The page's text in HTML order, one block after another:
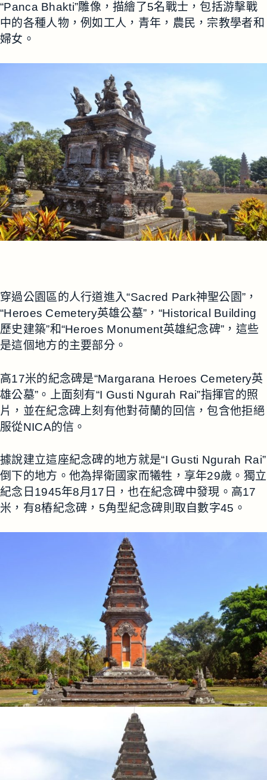
“Panca Bhakti”雕像，描繪了5名戰士，包括游擊戰
中的各種人物，例如工人，青年，農民，宗教學者和
婦女。
穿過公園區的人行道進入“Sacred Park神聖公園”，
“Heroes Cemetery英雄公墓”，“Historical Building
歷史建築”和“Heroes Monument英雄紀念碑”，這些
是這個地方的主要部分。
高17米的紀念碑是“Margarana Heroes Cemetery英
雄公墓”。上面刻有“I Gusti Ngurah Rai”指揮官的照
片，並在紀念碑上刻有他對荷蘭的回信，包含他拒絕
服從NICA的信。
據說建立這座紀念碑的地方就是“I Gusti Ngurah Rai”
倒下的地方。他為捍衛國家而犧牲，享年29歲。獨立
紀念日1945年8月17日，也在紀念碑中發現。高17
米，有8樁紀念碑，5角型紀念碑則取自數字45。